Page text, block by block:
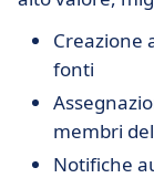
Creazione
fonti
membri
Notifiche